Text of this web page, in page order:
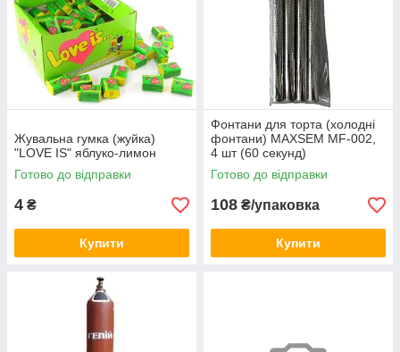
Жувальна гумка (жуйка)
"LOVE IS" яблуко-лимон
Готово до відправки
4 ₴
Купити
Фонтани для торта (холодні
фонтани) MAXSEM MF-002,
4 шт (60 секунд)
Готово до відправки
108 ₴/упаковка
Купити